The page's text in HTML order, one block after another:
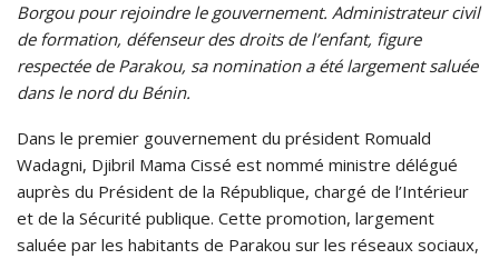
Borgou pour rejoindre le gouvernement. Administrateur civil
de formation, défenseur des droits de l’enfant, figure
respectée de Parakou, sa nomination a été largement saluée
dans le nord du Bénin.
Dans le premier gouvernement du président Romuald
Wadagni, Djibril Mama Cissé est nommé ministre délégué
auprès du Président de la République, chargé de l’Intérieur
et de la Sécurité publique. Cette promotion, largement
saluée par les habitants de Parakou sur les réseaux sociaux,